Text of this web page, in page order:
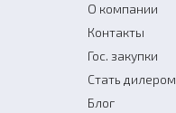
О компании
Контакты
Гос. закупки
Стать дилером
Блог